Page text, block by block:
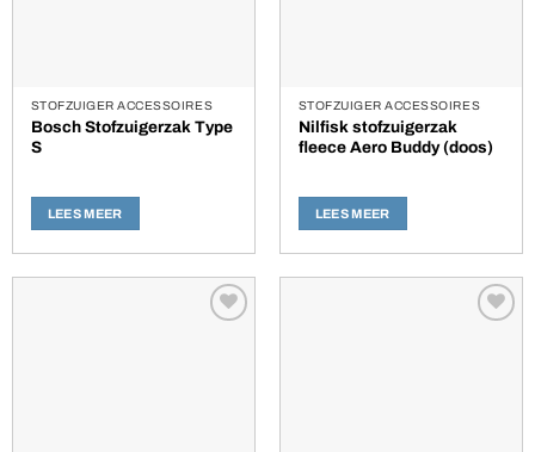
STOFZUIGER ACCESSOIRES
Bosch Stofzuigerzak Type
S
LEES MEER
STOFZUIGER ACCESSOIRES
Nilfisk stofzuigerzak
fleece Aero Buddy (doos)
LEES MEER